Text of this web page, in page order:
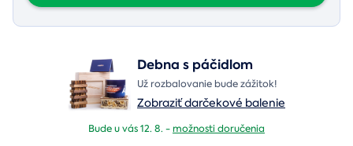
Debna s páčidlom
Už rozbalovanie bude zážitok!
Zobraziť darčekové balenie
Bude u vás 12. 8. -možnosti doručenia